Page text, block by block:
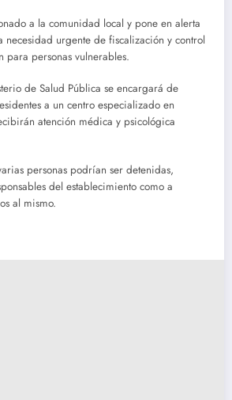
a la comunidad local y pone en alerta
necesidad urgente de fiscalización y control
para personas vulnerables.
de Salud Pública se encargará de
a un centro especializado en
atención médica y psicológica
personas podrían ser detenidas,
del establecimiento como a
al mismo.